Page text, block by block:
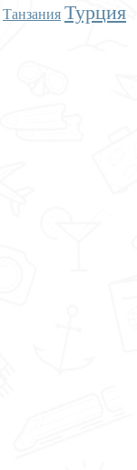
Танзания Турция